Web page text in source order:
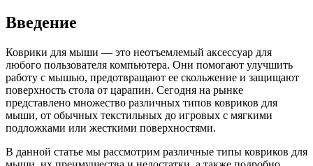
Введение
Коврики для мыши — это неотъемлемый аксессуар для
любого пользователя компьютера. Они помогают улучшить
работу с мышью, предотвращают ее скольжение и защищают
поверхность стола от царапин. Сегодня на рынке
представлено множество различных типов ковриков для
мыши, от обычных текстильных до игровых с мягкими
подложками или жесткими поверхностями.
В данной статье мы рассмотрим различные типы ковриков для